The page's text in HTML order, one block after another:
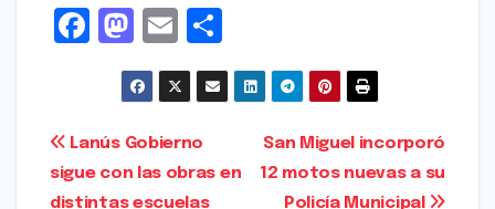
F
e
b
o
M
a
s
t
o
d
E
m
ai
l
h
ar
Navegación
de
San Miguel incorporó
12 motos nuevas a su
Policía Municipal
Lanús Gobierno
sigue con las obras en
distintas escuelas